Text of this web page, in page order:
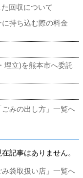
回収について
持ち込む際の料金
埋立)を熊本市へ委託
ごみの出し方」一覧へ
在記事はありません。
袋取扱い店」一覧へ